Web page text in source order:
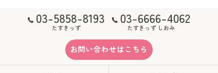
03-5858-8193
たすきっず
03-6666-4062
たすきっず しおみ
お問い合わせはこちら